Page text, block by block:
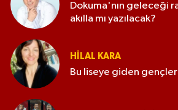
Dokuma'nın geleceği
akılla mı yazılacak?
HILAL KARA
Bu liseye giden gençler